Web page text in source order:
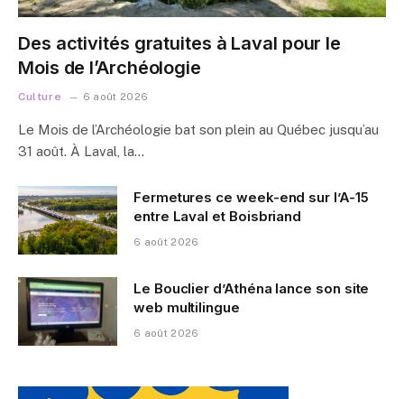
Des activités gratuites à Laval pour le
Mois de l’Archéologie
Culture 6 août 2026
Le Mois de l’Archéologie bat son plein au Québec jusqu’au
31 août. À Laval, la…
Fermetures ce week-end sur l’A-15
entre Laval et Boisbriand
6 août 2026
Le Bouclier d’Athéna lance son site
web multilingue
6 août 2026